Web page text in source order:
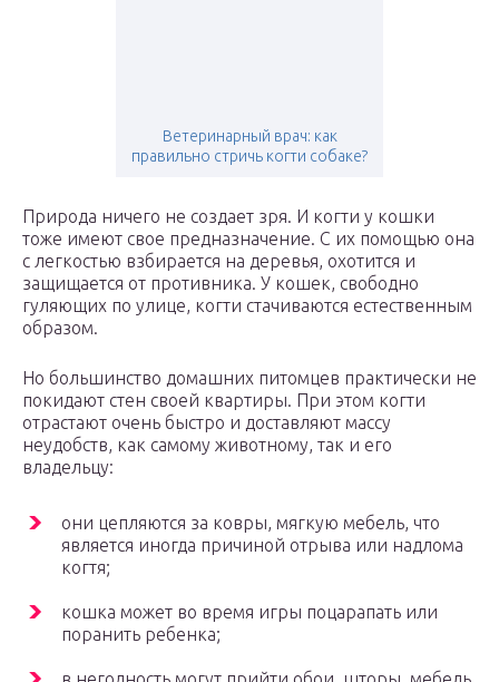
Ветеринарный врач: как
правильно стричь когти собаке?
Природа ничего не создает зря. И когти у кошки
тоже имеют свое предназначение. С их помощью она
с легкостью взбирается на деревья, охотится и
защищается от противника. У кошек, свободно
гуляющих по улице, когти стачиваются естественным
образом.
Но большинство домашних питомцев практически не
покидают стен своей квартиры. При этом когти
отрастают очень быстро и доставляют массу
неудобств, как самому животному, так и его
владельцу:
они цепляются за ковры, мягкую мебель, что
является иногда причиной отрыва или надлома
когтя;
кошка может во время игры поцарапать или
поранить ребенка;